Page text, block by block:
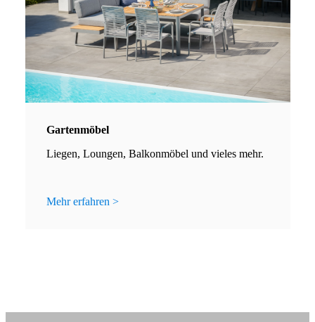
Gartenmöbel
Liegen, Loungen, Balkonmöbel und vieles mehr.
Mehr erfahren >